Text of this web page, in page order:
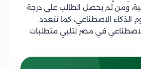
ومن ثم يحصل الطالب على درجة
الذكاء الاصطناعي، كما تتعدد
الاصطناعي في مصر لتلبي متطلبات